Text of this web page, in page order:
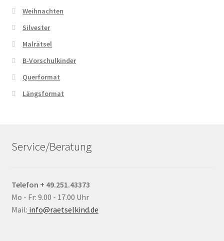
Weihnachten
Silvester
Malrätsel
B-Vorschulkinder
Querformat
Längsformat
Service/Beratung
Telefon + 49.251.43373
Mo - Fr: 9.00 - 17.00 Uhr
Mail: info@raetselkind.de